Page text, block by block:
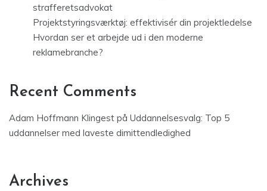
strafferetsadvokat
Projektstyringsværktøj: effektivisér din projektledelse
Hvordan ser et arbejde ud i den moderne
reklamebranche?
Recent Comments
Adam Hoffmann Klingest på Uddannelsesvalg: Top 5
uddannelser med laveste dimittendledighed
Archives